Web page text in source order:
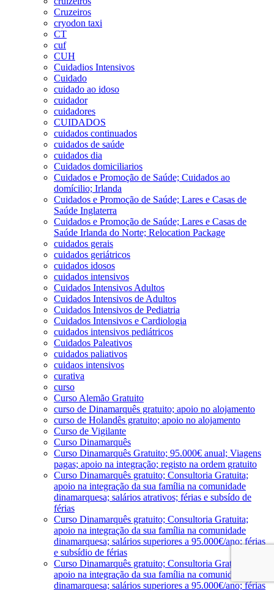
Cruzeiros
cryodon taxi
CT
cuf
CUH
Cuidadios Intensivos
Cuidado
cuidado ao idoso
cuidador
cuidadores
CUIDADOS
cuidados continuados
cuidados de saúde
cuidados dia
Cuidados domiciliarios
Cuidados e Promoção de Saúde; Cuidados ao
domícilio; Irlanda
Cuidados e Promoção de Saúde; Lares e Casas de
Saúde Inglaterra
Cuidados e Promoção de Saúde; Lares e Casas de
Saúde Irlanda do Norte; Relocation Package
cuidados gerais
cuidados geriátricos
cuidados idosos
cuidados intensivos
Cuidados Intensivos Adultos
Cuidados Intensivos de Adultos
Cuidados Intensivos de Pediatria
Cuidados Intensivos e Cardiologia
cuidados intensivos pediátricos
Cuidados Paleativos
cuidados paliativos
cuidaos intensivos
curativa
curso
Curso Alemão Gratuito
curso de Dinamarquês gratuito; apoio no alojamento
curso de Holandês gratuito; apoio no alojamento
Curso de Vigilante
Curso Dinamarquês
Curso Dinamarquês Gratuito; 95.000€ anual; Viagens
pagas; apoio na integração; registo na ordem gratuito
Curso Dinamarquês gratuito; Consultoria Gratuita;
apoio na integração da sua família na comunidade
dinamarquesa; salários atrativos; férias e subsído de
férias
Curso Dinamarquês gratuito; Consultoria Gratuita;
apoio na integração da sua família na comunidade
dinamarquesa; salários superiores a 95.000€/ano; férias
e subsídio de férias
Curso Dinamarquês gratuito; Consultoria Gratuita;
apoio na integração da sua família na comunidade
dinamarquesa; salários superiores a 95.000€/ano; férias